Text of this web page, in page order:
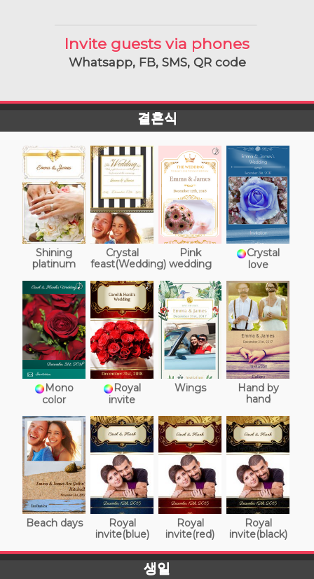
Invite guests via phones
Whatsapp, FB, SMS, QR code
결혼식
Shining
platinum
Crystal
feast(Wedding)
Pink
wedding
Crystal
love
Mono
color
Royal
invite
Wings
Hand by
hand
Beach days
Royal
invite(blue)
Royal
invite(red)
Royal
invite(black)
생일